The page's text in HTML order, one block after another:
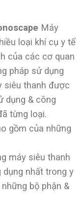
Máy
loại khí cụ y tế
của các cơ quan
pháp sử dụng
siêu thanh được
dụng & công
từng loại.
gồm của những
máy siêu thanh
dụng nhất trong y
bộ phận &